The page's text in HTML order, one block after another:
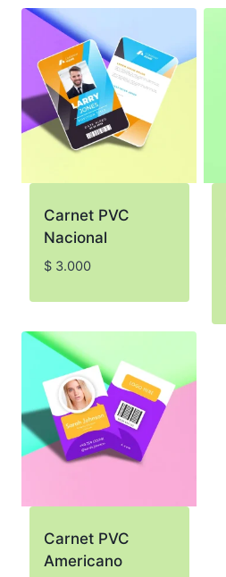
Carnet PVC
Nacional
$3.000
Carnet PVC
Americano